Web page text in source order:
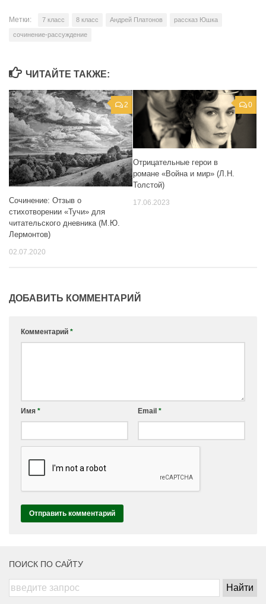
Метки: 7 класс 8 класс Андрей Платонов рассказ Юшка
сочинение-рассуждение
ЧИТАЙТЕ ТАКЖЕ:
2
Сочинение: Отзыв о
стихотворении «Тучи» для
читательского дневника (М.Ю.
Лермонтов)
02.07.2020
0
Отрицательные герои в
романе «Война и мир» (Л.Н.
Толстой)
17.06.2023
ДОБАВИТЬ КОММЕНТАРИЙ
Комментарий *
Имя * Email *
ПОИСК ПО САЙТУ